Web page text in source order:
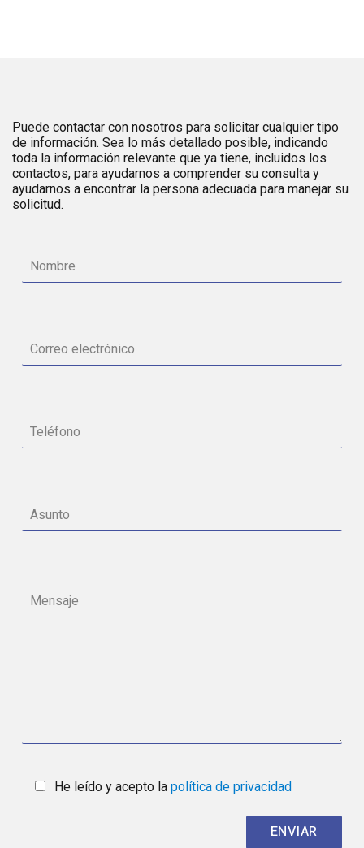
Puede contactar con nosotros para solicitar cualquier tipo
de información. Sea lo más detallado posible, indicando
toda la información relevante que ya tiene, incluidos los
contactos, para ayudarnos a comprender su consulta y
ayudarnos a encontrar la persona adecuada para manejar su
solicitud.
He leído y acepto la política de privacidad